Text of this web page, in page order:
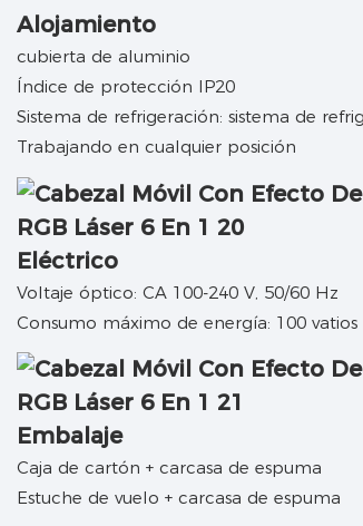
Alojamiento
cubierta de aluminio
Índice de protección IP20
Sistema de refrigeración: sistema de
Trabajando en cualquier posición
Eléctrico
Voltaje óptico: CA 100-240 V, 50/60 Hz
Consumo máximo de energía: 100 vatios
Embalaje
Caja de cartón + carcasa de espuma
Estuche de vuelo + carcasa de espuma